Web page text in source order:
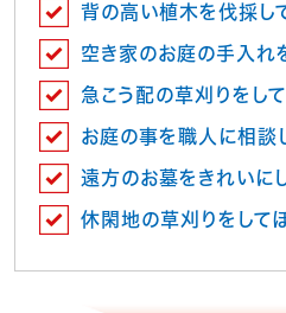
背の高い植木を伐採し
空き家のお庭の手入れ
急こう配の草刈りをし
お庭の事を職人に相談
遠方のお墓をきれいに
休閑地の草刈りをして